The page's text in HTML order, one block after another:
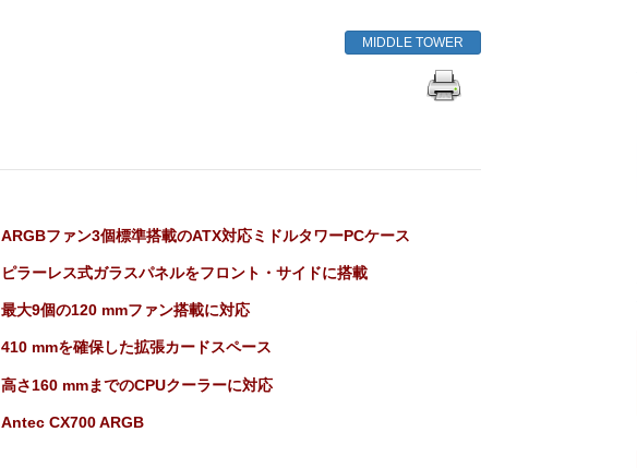
MIDDLE TOWER
ARGBファン3個標準搭載のATX対応ミドルタワーPCケース
ピラーレス式ガラスパネルをフロント・サイドに搭載
最大9個の120 mmファン搭載に対応
410 mmを確保した拡張カードスペース
高さ160 mmまでのCPUクーラーに対応
Antec CX700 ARGB